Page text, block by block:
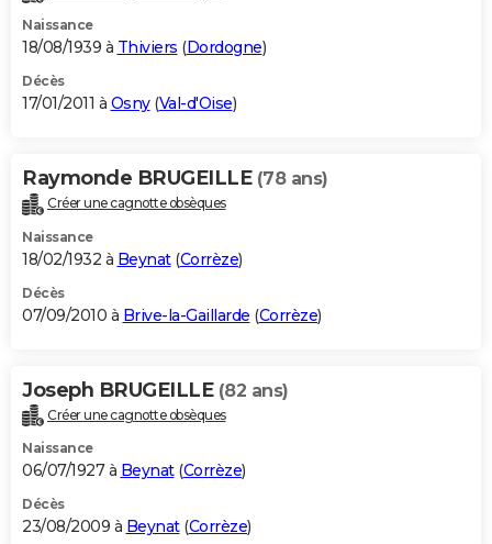
Naissance
18/08/1939 à Thiviers (Dordogne)
Décès
17/01/2011 à Osny(Val-d'Oise)
Raymonde BRUGEILLE (78 ans)
Créer une cagnotte obsèques
Naissance
18/02/1932 à Beynat(Corrèze)
Décès
07/09/2010 à Brive-la-Gaillarde (Corrèze)
Joseph BRUGEILLE (82 ans)
Créer une cagnotte obsèques
Naissance
06/07/1927 à Beynat(Corrèze)
Décès
23/08/2009 à Beynat(Corrèze)